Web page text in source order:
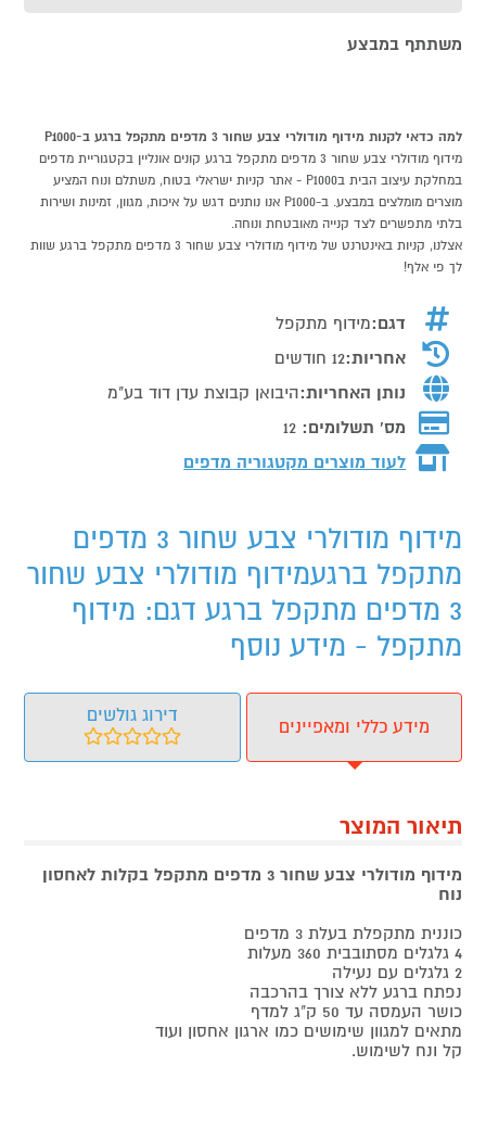
משתתף במבצע
למה כדאי לקנות מידוף מודולרי צבע שחור 3 מדפים מתקפל ברגע ב-P1000
מידוף מודולרי צבע שחור 3 מדפים מתקפל ברגע קונים אונליין בקטגוריית מדפים
במחלקת עיצוב הבית בP1000 - אתר קניות ישראלי בטוח, משתלם ונוח המציע
מוצרים מומלצים במבצע. ב-P1000 אנו נותנים דגש על איכות, מגוון, זמינות ושירות
בלתי מתפשרים לצד קנייה מאובטחת ונוחה.
אצלנו, קניות באינטרנט של מידוף מודולרי צבע שחור 3 מדפים מתקפל ברגע שוות
לך פי אלף!
דגם:מידוף מתקפל
אחריות:12 חודשים
נותן האחריות:היבואן קבוצת עדן דוד בע"מ
מס' תשלומים: 12
לעוד מוצרים מקטגוריה מדפים
מידוף מודולרי צבע שחור 3 מדפים
מתקפל ברגעמידוף מודולרי צבע שחור
3 מדפים מתקפל ברגע דגם: מידוף
מתקפל - מידע נוסף
מידע כללי ומאפיינים
דירוג גולשים
תיאור המוצר
מידוף מודולרי צבע שחור 3 מדפים מתקפל בקלות לאחסון
נוח
כוננית מתקפלת בעלת 3 מדפים
4 גלגלים מסתובבית 360 מעלות
2 גלגלים עם נעילה
נפתח ברגע ללא צורך בהרכבה
כושר העמסה עד 50 ק"ג למדף
מתאים למגוון שימושים כמו ארגון אחסון ועוד
קל ונח לשימוש.